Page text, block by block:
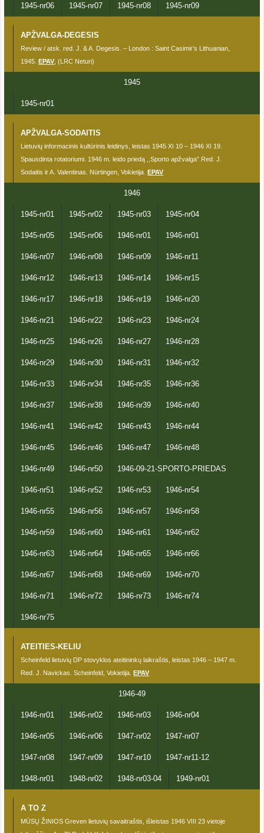
1945-nr06 1945-nr07 1945-nr08 1945-nr09
APŽVALGA-DEGESIS
Review / atsk. red. J. & A. Degesis. – London : Saint Casimir’s Lithuanian,
1945.EPAV , (LRC Neturi)
1945
1945-nr01
APŽVALGA-SODAITIS
Lietuvių informacinis kultūrinis leidinys, leistas 1945 XI 10 – 1946 XI 19.
Spausdinta rotatoriumi. 1946 m. leido priedą ,,Sporto apžvalga”.Red. J.
Sodaitis ir A. Valentinas. Nürtingen, Vokietija.EPAV
1946
1945-nr01 1945-nr02 1945-nr03 1945-nr04
1945-nr05 1945-nr06 1946-nr01 1946-nr01
1946-nr07 1946-nr08 1946-nr09 1946-nr11
1946-nr12 1946-nr13 1946-nr14 1946-nr15
1946-nr17 1946-nr18 1946-nr19 1946-nr20
1946-nr21 1946-nr22 1946-nr23 1946-nr24
1946-nr25 1946-nr26 1946-nr27 1946-nr28
1946-nr29 1946-nr30 1946-nr31 1946-nr32
1946-nr33 1946-nr34 1946-nr35 1946-nr36
1946-nr37 1946-nr38 1946-nr39 1946-nr40
1946-nr41 1946-nr42 1946-nr43 1946-nr44
1946-nr45 1946-nr46 1946-nr47 1946-nr48
1946-nr49 1946-nr50 1946-09-21-SPORTO-PRIEDAS
1946-nr51 1946-nr52 1946-nr53 1946-nr54
1946-nr55 1946-nr56 1946-nr57 1946-nr58
1946-nr59 1946-nr60 1946-nr61 1946-nr62
1946-nr63 1946-nr64 1946-nr65 1946-nr66
1946-nr67 1946-nr68 1946-nr69 1946-nr70
1946-nr71 1946-nr72 1946-nr73 1946-nr74
1946-nr75
ATEITIES-KELIU
Scheinfeld lietuvių DP stovyklos ateitininkų laikraštis, leistas 1946 – 1947 m.
Red. J. Navickas. Scheinfeld, Vokietija.EPAV
1946-49
1946-nr01 1946-nr02 1946-nr03 1946-nr04
1946-nr05 1946-nr06 1947-nr02 1947-nr07
1947-nr08 1947-nr09 1947-nr10 1947-nr11-12
1948-nr01 1948-nr02 1948-nr03-04 1949-nr01
A TO Z
MŪSŲ ŽINIOS Greven lietuvių savaitraštis, išleistas 1946 VIII 23 vietoje